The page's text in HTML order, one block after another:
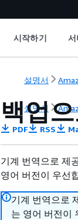
시작하기 서
설명서
설명서
백업
PDF RSS
기계 번역으로 제
영어 버전이 우선
기계 번역으로
는 영어 버전이